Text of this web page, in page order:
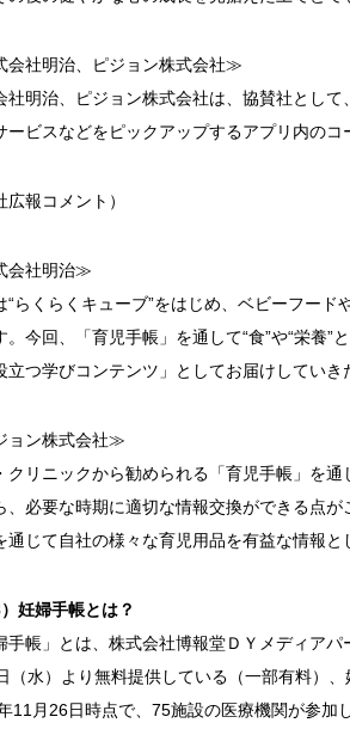
会社明治、ピジョン株式会社≫
社明治、ピジョン株式会社は、協賛社とし
ービスなどをピックアップするアプリ内の
広報コメント）
会社明治≫
“らくらくキューブ”をはじめ、ベビーフー
。今回、「育児手帳」を通して“食”や“栄養
立つ学びコンテンツ」としてお届けしていき
ョン株式会社≫
クリニックから勧められる「育児手帳」を
、必要な時期に適切な情報交換ができる点
通じて自社の様々な育児用品を有益な情報
妊婦手帳とは？
手帳」とは、株式会社博報堂ＤＹメディア
（水）より無料提供している（一部有料）
11月26日時点で、75施設の医療機関が参